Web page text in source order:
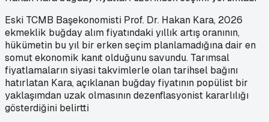
Eski TCMB Başekonomisti Prof. Dr. Hakan Kara, 2026
ekmeklik buğday alım fiyatındaki yıllık artış oranının,
hükümetin bu yıl bir erken seçim planlamadığına dair en
somut ekonomik kanıt olduğunu savundu. Tarımsal
fiyatlamaların siyasi takvimlerle olan tarihsel bağını
hatırlatan Kara, açıklanan buğday fiyatının popülist bir
yaklaşımdan uzak olmasının dezenflasyonist kararlılığı
gösterdiğini belirtti